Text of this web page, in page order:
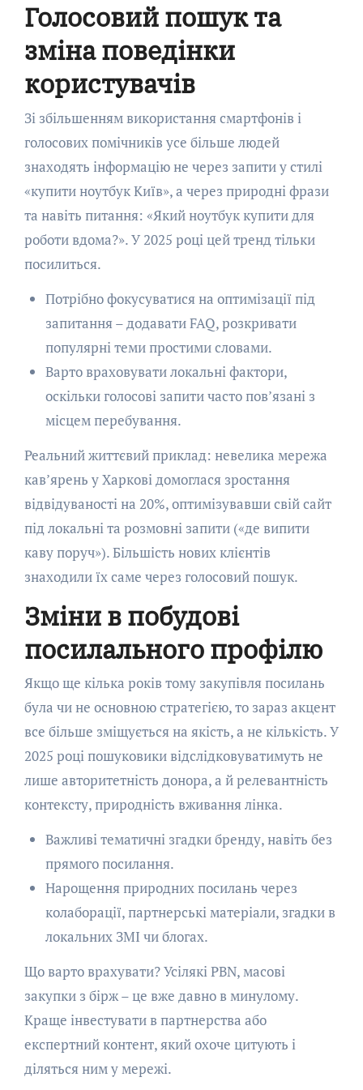
Голосовий пошук та
зміна поведінки
користувачів
Зі збільшенням використання смартфонів і
голосових помічників усе більше людей
знаходять інформацію не через запити у стилі
«купити ноутбук Київ», а через природні фрази
та навіть питання: «Який ноутбук купити для
роботи вдома?». У 2025 році цей тренд тільки
посилиться.
Потрібно фокусуватися на оптимізації під
запитання – додавати FAQ, розкривати
популярні теми простими словами.
Варто враховувати локальні фактори,
оскільки голосові запити часто пов’язані з
місцем перебування.
Реальний життєвий приклад: невелика мережа
кав’ярень у Харкові домоглася зростання
відвідуваності на 20%, оптимізувавши свій сайт
під локальні та розмовні запити («де випити
каву поруч»). Більшість нових клієнтів
знаходили їх саме через голосовий пошук.
Зміни в побудові
посилального профілю
Якщо ще кілька років тому закупівля посилань
була чи не основною стратегією, то зараз акцент
все більше зміщується на якість, а не кількість. У
2025 році пошуковики відслідковуватимуть не
лише авторитетність донора, а й релевантність
контексту, природність вживання лінка.
Важливі тематичні згадки бренду, навіть без
прямого посилання.
Нарощення природних посилань через
колаборації, партнерські матеріали, згадки в
локальних ЗМІ чи блогах.
Що варто врахувати? Усілякі PBN, масові
закупки з бірж – це вже давно в минулому.
Краще інвестувати в партнерства або
експертний контент, який охоче цитують і
діляться ним у мережі.